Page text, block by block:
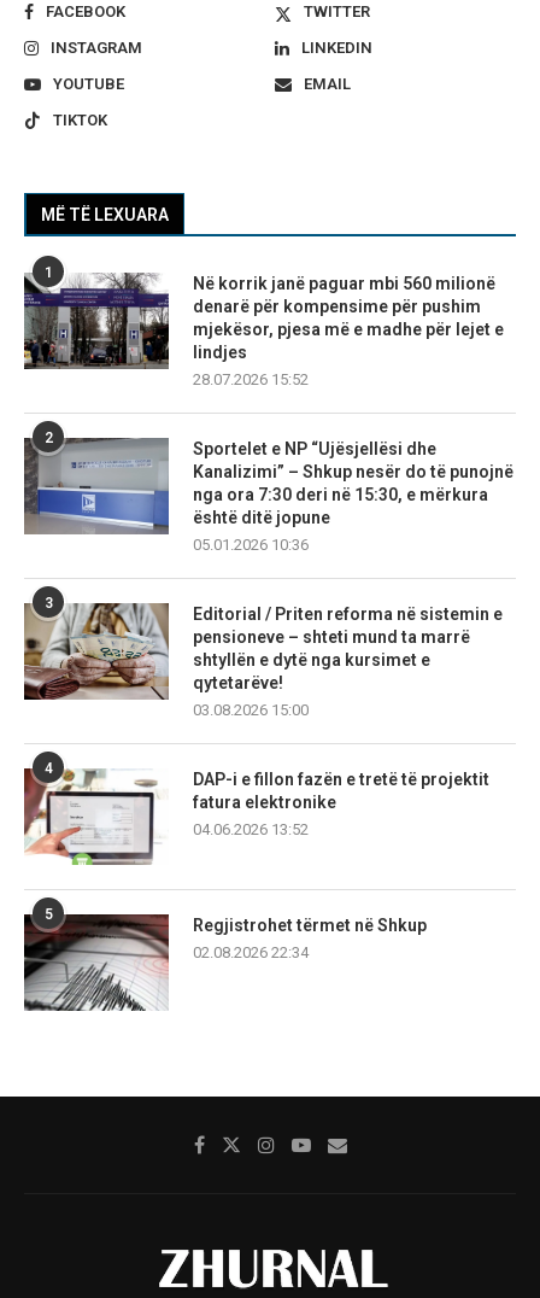
FACEBOOK
TWITTER
INSTAGRAM
LINKEDIN
YOUTUBE
EMAIL
TIKTOK
MË TË LEXUARA
1
Në korrik janë paguar mbi 560 milionë
denarë për kompensime për pushim
mjekësor, pjesa më e madhe për lejet e
lindjes
28.07.2026 15:52
2
Sportelet e NP “Ujësjellësi dhe
Kanalizimi” – Shkup nesër do të punojnë
nga ora 7:30 deri në 15:30, e mërkura
është ditë jopune
05.01.2026 10:36
3
Editorial / Priten reforma në sistemin e
pensioneve – shteti mund ta marrë
shtyllën e dytë nga kursimet e
qytetarëve!
03.08.2026 15:00
4
DAP-i e fillon fazën e tretë të projektit
fatura elektronike
04.06.2026 13:52
5
Regjistrohet tërmet në Shkup
02.08.2026 22:34